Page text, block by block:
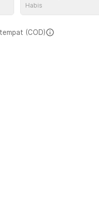
Habis
(COD)